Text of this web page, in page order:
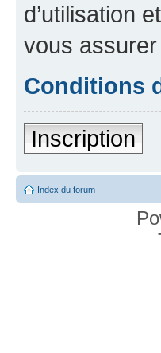
d’utilisation
vous
Conditions
Inscription
Index du forum